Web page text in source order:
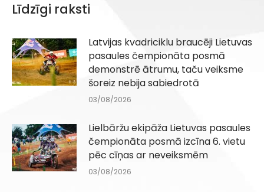
Līdzīgi raksti
Latvijas kvadriciklu braucēji Lietuvas
pasaules čempionāta posmā
demonstrē ātrumu, taču veiksme
šoreiz nebija sabiedrotā
03/08/2026
Lielbāržu ekipāža Lietuvas pasaules
čempionāta posmā izcīna 6. vietu
pēc cīņas ar neveiksmēm
03/08/2026